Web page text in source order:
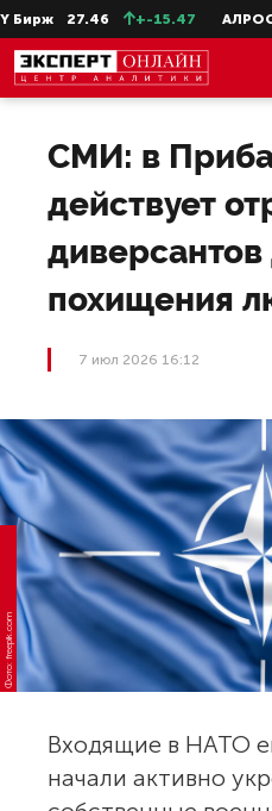
27.46 +-15.47 АЛРОСА
СМИ: в
действует
диверсантов
похищения
7 июл 2026 16:12
Фото: freepik.com
Входящие в НАТО
начали активно